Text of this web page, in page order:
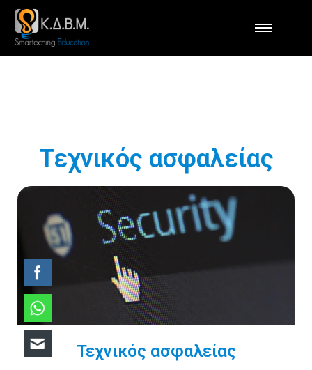
Τεχνικός ασφαλείας
Τεχνικός ασφαλείας